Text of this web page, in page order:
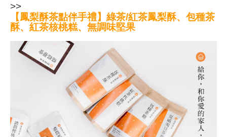
>>
【鳳梨酥茶點伴手禮】綠茶/紅茶鳳梨酥、包種茶
酥、紅茶核桃糕、無調味堅果